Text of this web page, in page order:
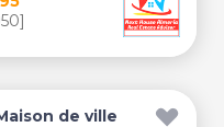
de ville